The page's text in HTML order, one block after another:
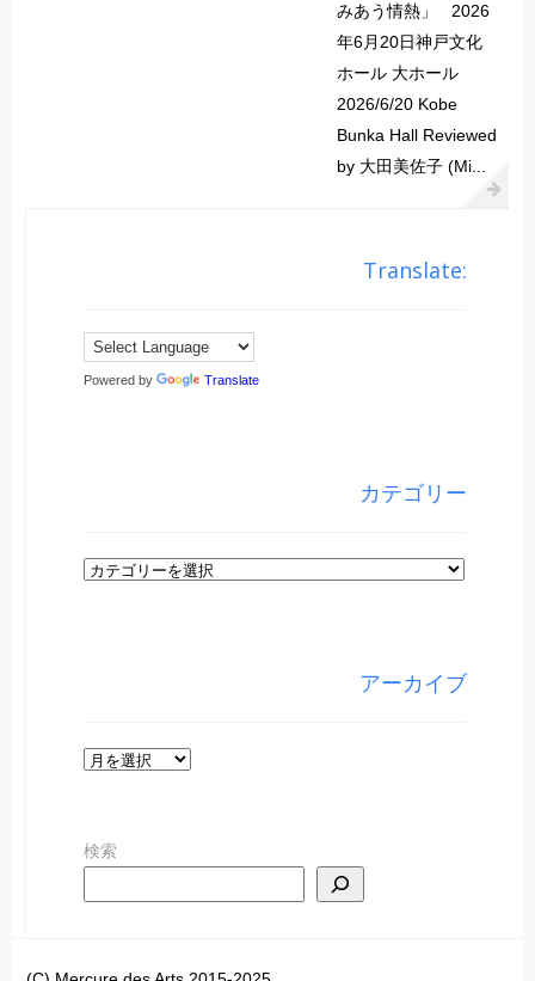
みあう情熱」 2026
年6月20日神戸文化
ホール 大ホール
2026/6/20 Kobe
Bunka Hall Reviewed
by 大田美佐子 (Mi...
Translate:
Powered by Translate
カテゴリー
カ
アーカイブ
ア
イ
検索